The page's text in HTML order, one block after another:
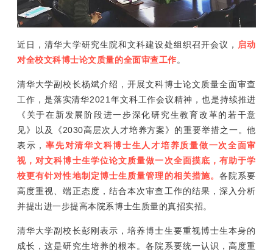
近日，清华大学研究生院和文科建设处组织召开会议， 启动
对全校文科博士论文质量的全面审查工作。
清华大学副校长杨斌介绍，开展文科博士论文质量全面审查
工作，是落实清华2021年文科工作会议精神，也是持续推进
《关于在新发展阶段进一步深化研究生教育改革的若干意
见》以及《2030高层次人才培养方案》的重要举措之一。他
表示，率先对清华文科博士生人才培养质量做一次全面审
视，对文科博士生学位论文质量做一次全面摸底，有助于学
校更有针对性地制定博士生质量管理的相关措施。各院系要
高度重视、端正态度，结合本次审查工作的结果，深入分析
并提出进一步提高本院系博士生质量的真招实招。
清华大学副校长彭刚表示，培养博士生要重视博士生本身的
成长，这是研究生培养的根本。各院系要统一认识，高度重